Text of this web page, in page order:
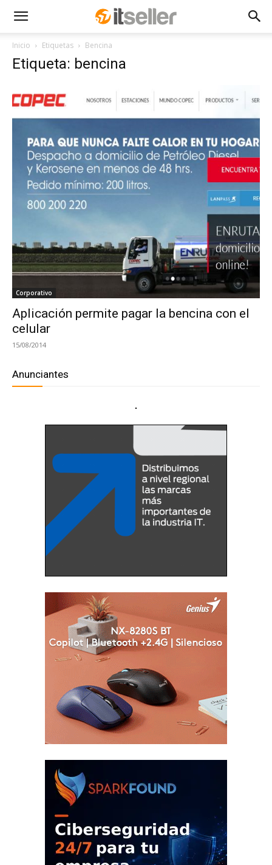
Inicio Etiquetas Bencina
Etiqueta: bencina
Corporativo
Aplicación permite pagar la bencina con el
celular
15/08/2014
Anunciantes